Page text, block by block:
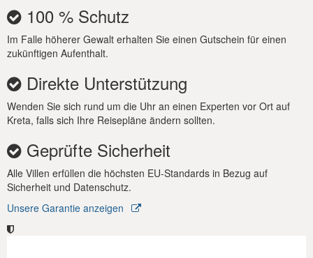
stressfreien Aufenthalt.
100 % Schutz
Im Falle höherer Gewalt erhalten Sie einen Gutschein für einen
zukünftigen Aufenthalt.
Direkte Unterstützung
Wenden Sie sich rund um die Uhr an einen Experten vor Ort auf
Kreta, falls sich Ihre Reisepläne ändern sollten.
Geprüfte Sicherheit
Alle Villen erfüllen die höchsten EU-Standards in Bezug auf
Sicherheit und Datenschutz.
Unsere Garantie anzeigen